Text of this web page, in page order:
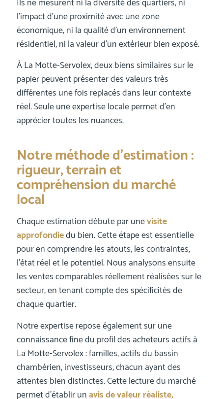
l’impact d’une proximité avec une zone
économique, ni la qualité d’un environnement
résidentiel, ni la valeur d’un extérieur bien exposé.
À La Motte-Servolex, deux biens similaires sur le
papier peuvent présenter des valeurs très
différentes une fois replacés dans leur contexte
réel. Seule une expertise locale permet d’en
apprécier toutes les nuances.
Notre méthode d’estimation :
rigueur, terrain et
compréhension du marché
local
Chaque estimation débute par unevisite
approfondiedu bien. Cette étape est essentielle
pour en comprendre les atouts, les contraintes,
l’état réel et le potentiel. Nous analysons ensuite
les ventes comparables réellement réalisées sur le
secteur, en tenant compte des spécificités de
chaque quartier.
Notre expertise repose également sur une
connaissance fine du profil des acheteurs actifs à
La Motte-Servolex : familles, actifs du bassin
chambérien, investisseurs, chacun ayant des
attentes bien distinctes. Cette lecture du marché
permet d’établir unavis de valeur réaliste,